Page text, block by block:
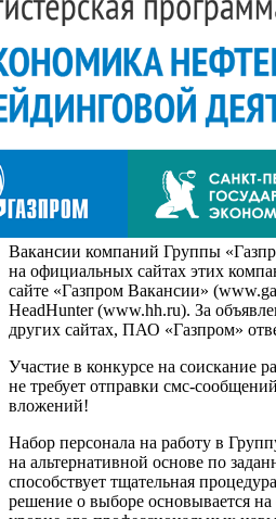
Вакансии компаний Группы
на официальных сайтах этих
сайте «Газпром Вакансии»
HeadHunter (www.hh.ru). За
других сайтах, ПАО «Газпром»
Участие в конкурсе на соискание
не требует отправки смс-
вложений!
Набор персонала на работу в
на альтернативной основе по
способствует тщательная
решение о выборе основывается на